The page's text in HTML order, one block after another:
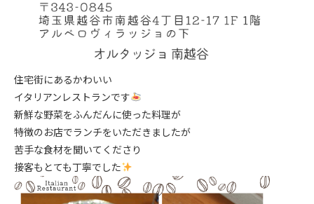
住宅街にあるかわいい
イタリアンレストランです
新鮮な野菜をふんだんに使った料理が
特徴のお店でランチをいただきましたが
苦手な食材を聞いてくださり
接客もとても丁寧でした